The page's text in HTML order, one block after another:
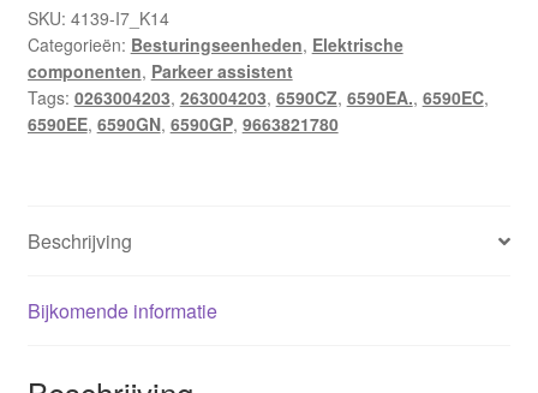
Peugeot
9663821780
0263004203
6590EC
aantal
SKU: 4139-I7_K14
Categorieën: Besturingseenheden, Elektrische
componenten, Parkeer assistent
Tags: 0263004203, 263004203, 6590CZ, 6590EA., 6590EC,
6590EE, 6590GN, 6590GP, 9663821780
Beschrijving
Bijkomende informatie